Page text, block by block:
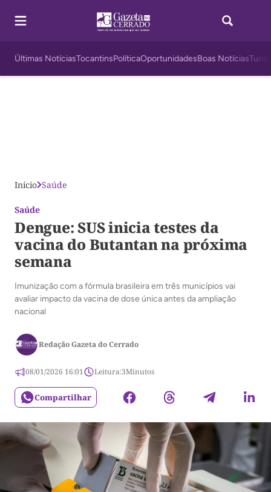
Últimas NotíciasTocantinsPolíticaOportunidadesBoas Notícias
Início Saúde
Saúde
Dengue: SUS inicia testes da
vacina do Butantan na próxima
semana
Imunização com a fórmula brasileira em três municípios vai
avaliar impacto da vacina de dose única antes da ampliação
nacional
Redação Gazeta do Cerrado
08/01/2026 16:01 Leitura:3Minutos
Compartilhar